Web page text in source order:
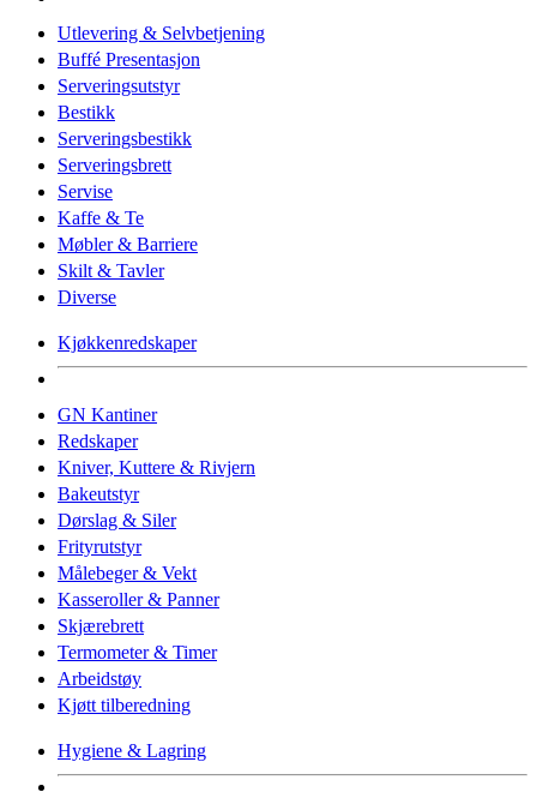
Utlevering & Selvbetjening
Buffé Presentasjon
Serveringsutstyr
Bestikk
Serveringsbestikk
Serveringsbrett
Servise
Kaffe & Te
Møbler & Barriere
Skilt & Tavler
Diverse
Kjøkkenredskaper
GN Kantiner
Redskaper
Kniver, Kuttere & Rivjern
Bakeutstyr
Dørslag & Siler
Frityrutstyr
Målebeger & Vekt
Kasseroller & Panner
Skjærebrett
Termometer & Timer
Arbeidstøy
Kjøtt tilberedning
Hygiene & Lagring